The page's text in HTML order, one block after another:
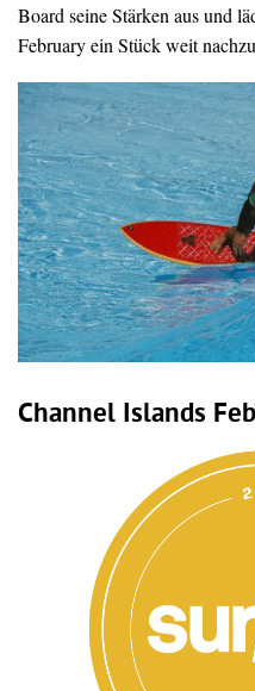
Board seine Stärken aus und
February ein Stück weit
Channel Islands